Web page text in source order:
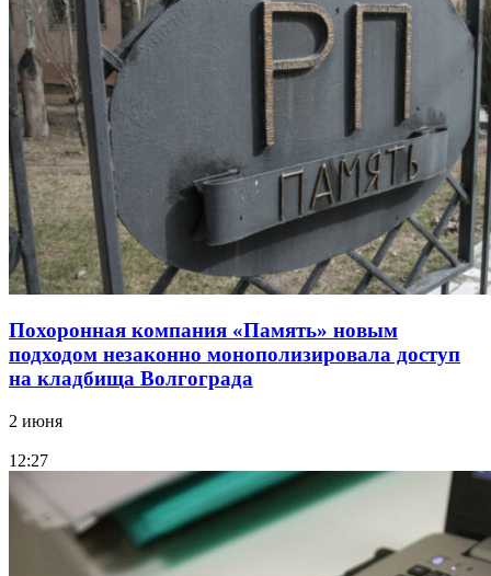
Похоронная компания «Память» новым
подходом незаконно монополизировала доступ
на кладбища Волгограда
2 июня
12:27